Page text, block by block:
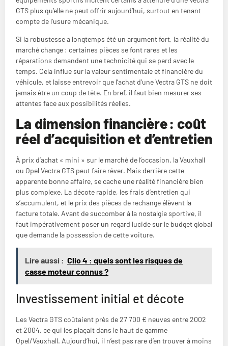
GTS plus qu’elle ne peut offrir aujourd’hui, surtout en tenant
compte de l’usure mécanique.
Si la robustesse a longtemps été un argument fort, la réalité du
marché change : certaines pièces se font rares et les
réparations demandent une technicité qui se perd avec le
temps. Cela influe sur la valeur sentimentale et financière du
véhicule, et laisse entrevoir que l’achat d’une Vectra GTS ne doit
jamais être un coup de tête. En bref, il faut bien mesurer ses
attentes face aux possibilités réelles.
La dimension financière : coût
réel d’acquisition et d’entretien
À prix d’achat « mini » sur le marché de l’occasion, la Vauxhall
ou Opel Vectra GTS peut faire rêver. Mais derrière cette
apparente bonne affaire, se cache une réalité financière bien
plus complexe. La décote rapide, les frais d’entretien qui
s’accumulent, et le prix des pièces de rechange élèvent la
facture totale. Avant de succomber à la nostalgie sportive, il
faut impérativement poser un regard lucide sur le budget global
que demande la possession de cette voiture.
Lire aussi : Clio 4 : quels sont les risques de
casse moteur connus ?
Investissement initial et décote
Les Vectra GTS coûtaient près de 27 700 € neuves entre 2002
et 2004, ce qui les plaçait dans le haut de gamme
Opel/Vauxhall. Aujourd’hui, il n’est pas rare d’en trouver à moins